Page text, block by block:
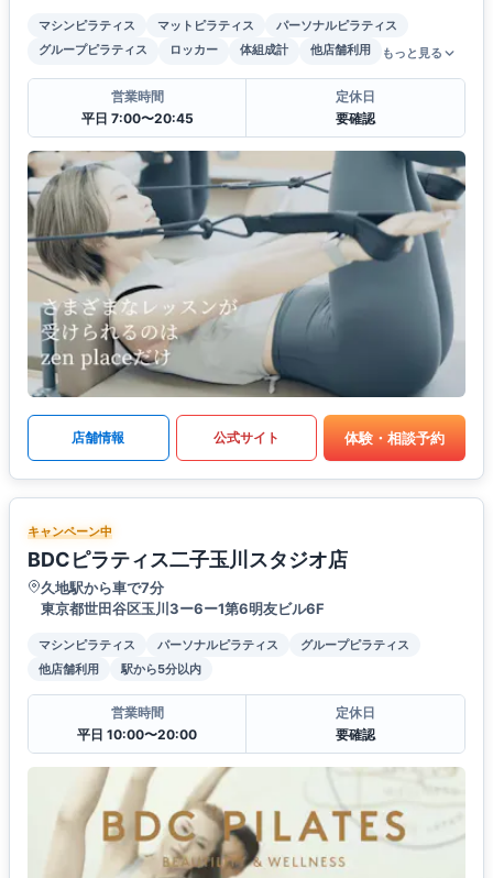
マシンピラティス マットピラティス
パーソナルピラティス
グループピラティス
ロッカー 体組成計 他店舗利用 もっと見る
営業時間
平日 7:00〜20:45
定休日
要確認
店舗情報 公式サイト 体験・相談予約
キャンペーン中
BDCピラティス二子玉川スタジオ店
久地駅から車で7分
東京都世田谷区玉川3ー6ー1第6明友ビル6F
マシンピラティス パーソナルピラティス
グループピラティス
他店舗利用
駅から5分以内
営業時間
平日 10:00〜20:00
定休日
要確認